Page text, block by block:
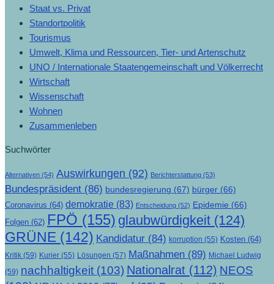
Staat vs. Privat
Standortpolitik
Tourismus
Umwelt, Klima und Ressourcen, Tier- und Artenschutz
UNO / Internationale Staatengemeinschaft und Völkerrecht
Wirtschaft
Wissenschaft
Wohnen
Zusammenleben
Suchwörter
Alternativen (54) Auswirkungen (92) Berichterstattung (53)
Bundespräsident (86) bundesregierung (67) bürger (66)
Coronavirus (64) demokratie (83) Entscheidung (52) Epidemie (66)
Folgen (62) FPÖ (155) glaubwürdigkeit (124)
GRÜNE (142) Kandidatur (84) korruption (55) Kosten (64)
Kritik (59) Kurier (55) Lösungen (57) Maßnahmen (89) Michael Ludwig
(59) nachhaltigkeit (103) Nationalrat (112) NEOS